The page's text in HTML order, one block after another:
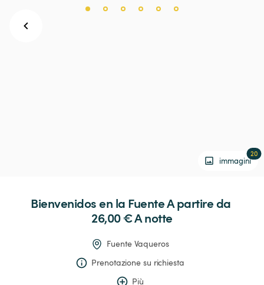
immagini
20
Bienvenidosen la Fuente A partire da
26,00 € A notte
Fuente Vaqueros
Prenotazione su richiesta
Più